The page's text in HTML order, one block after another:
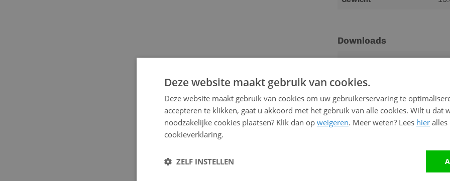
Downloads
Meer
Advies nodig?
Neem contact op
Deze website maakt gebruik van cookies.
Deze website maakt gebruik van cookies om uw gebruikerservaring te
accepteren te klikken, gaat u akkoord met het gebruik van alle cookies. Wilt u dat
noodzakelijke cookies plaatsen? Klik dan op weigeren. Meer weten? Lees hier alles
cookieverklaring.
ZELF INSTELLEN